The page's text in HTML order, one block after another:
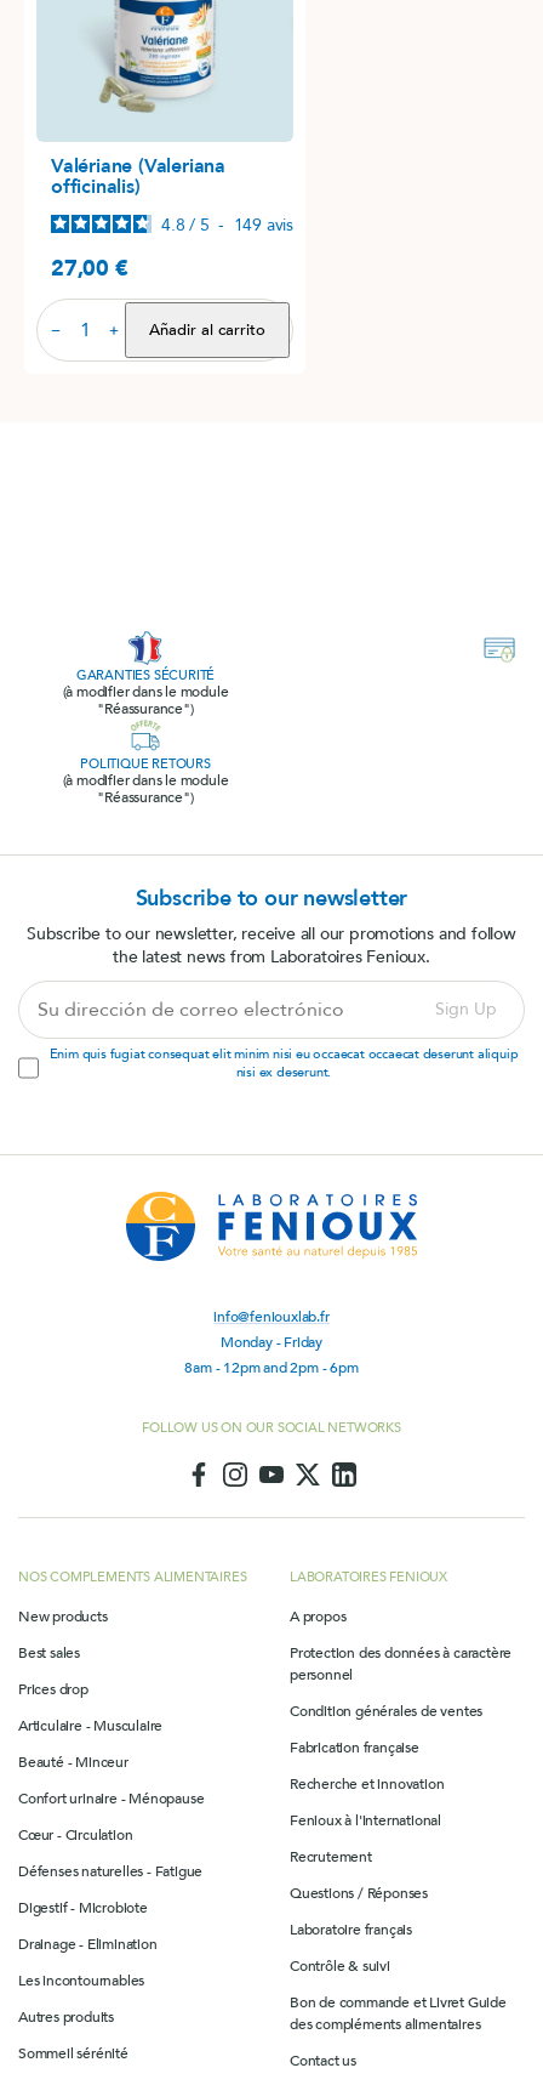
Valériane (Valeriana
officinalis)
4.8 / 5 - 149 avis
Precio
27,00 €
− + Añadir al carrito
GARANTIES SÉCURITÉ
(à modifier dans le module
"Réassurance")
POLITIQUE RETOURS
(à modifier dans le module
"Réassurance")
info@feniouxlab.fr
Monday - Friday
8am - 12pm and 2pm - 6pm
FOLLOW US ON OUR SOCIAL NETWORKS
NOS COMPLEMENTS ALIMENTAIRES
New products
Best sales
Prices drop
Articulaire - Musculaire
Beauté - Minceur
Confort urinaire - Ménopause
Cœur - Circulation
Défenses naturelles - Fatigue
Digestif - Microbiote
Drainage - Elimination
Les incontournables
Autres produits
Sommeil sérénité
LABORATOIRES FENIOUX
A propos
Protection des données à caractère
personnel
Condition générales de ventes
Fabrication française
Recherche et innovation
Fenioux à l'international
Recrutement
Questions / Réponses
Laboratoire français
Contrôle & suivi
Bon de commande et Livret Guide
des compléments alimentaires
Contact us
Subscribe to our newsletter
Subscribe to our newsletter, receive all our promotions and follow
the latest news from Laboratoires Fenioux.
dirección
de
correo
Sign Up
Enim quis fugiat consequat elit minim nisi eu occaecat occaecat deserunt aliquip
nisi ex deserunt.